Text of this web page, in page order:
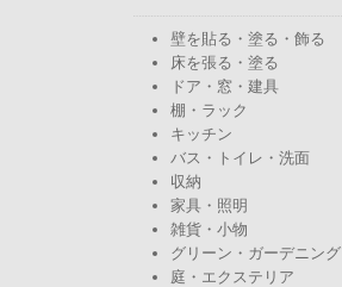
壁を貼る・塗る・飾る
床を張る・塗る
ドア・窓・建具
棚・ラック
キッチン
バス・トイレ・洗面
収納
家具・照明
雑貨・小物
グリーン・ガーデニング
庭・エクステリア